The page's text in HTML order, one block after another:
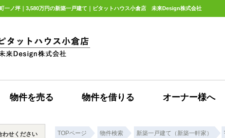
一ノ坪｜3,580万円の新築一戸建て｜ピタットハウス小倉店 未来Design株式会社
物件を売る 物件を借りる オーナー様へ
TOPページ 物件検索 新築一戸建て（新築一軒家）
わせください